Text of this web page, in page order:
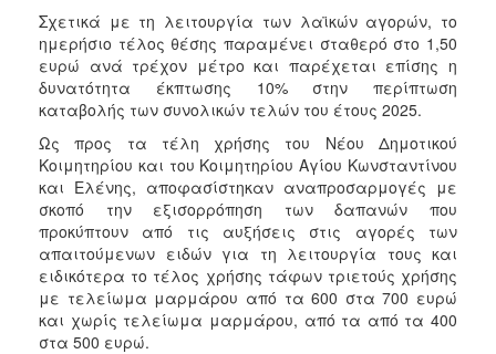
Σχετικά με τη λειτουργία των λαϊκών αγορών, το
ημερήσιο τέλος θέσης παραμένει σταθερό στο 1,50
ευρώ ανά τρέχον μέτρο και παρέχεται επίσης η
δυνατότητα έκπτωσης 10% στην περίπτωση
καταβολής των συνολικών τελών του έτους 2025.
Ως προς τα τέλη χρήσης του Νέου Δημοτικού
Κοιμητηρίου και του Κοιμητηρίου Αγίου Κωνσταντίνου
και Ελένης, αποφασίστηκαν αναπροσαρμογές με
σκοπό την εξισορρόπηση των δαπανών που
προκύπτουν από τις αυξήσεις στις αγορές των
απαιτούμενων ειδών για τη λειτουργία τους και
ειδικότερα το τέλος χρήσης τάφων τριετούς χρήσης
με τελείωμα μαρμάρου από τα 600 στα 700 ευρώ
και χωρίς τελείωμα μαρμάρου, από τα από τα 400
στα 500 ευρώ.